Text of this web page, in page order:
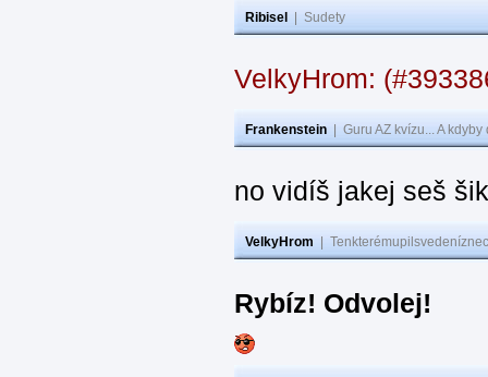
Ribisel Sudety
VelkyHrom:
Frankenstein Guru AZ kvízu... A
no vidíš jakej seš
VelkyHrom
Rybíz! Odvolej!